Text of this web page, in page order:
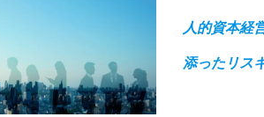
人的資本経
添ったリス